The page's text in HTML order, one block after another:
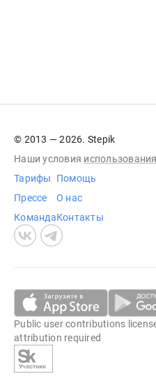
© 2013 — 2026. Stepik
Наши условия использования
Тарифы
Прессе
Команда
Помощь
О нас
Контакты
Public user contributions
attribution required